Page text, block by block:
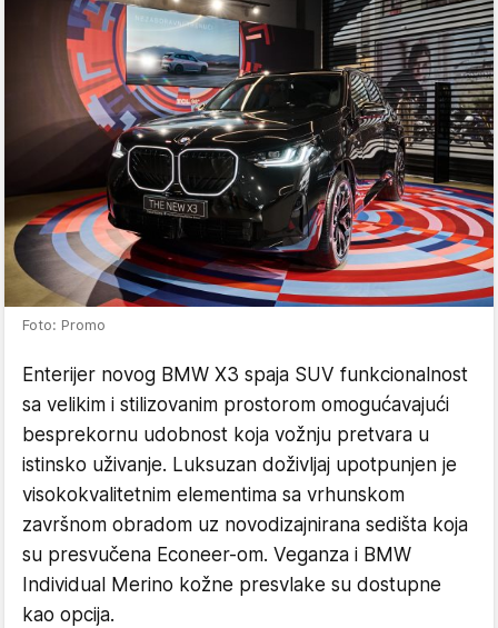
Foto: Promo
Enterijer novog BMW X3 spaja SUV funkcionalnost
sa velikim i stilizovanim prostorom omogućavajući
besprekornu udobnost koja vožnju pretvara u
istinsko uživanje. Luksuzan doživljaj upotpunjen je
visokokvalitetnim elementima sa vrhunskom
završnom obradom uz novodizajnirana sedišta koja
su presvučena Econeer-om. Veganza i BMW
Individual Merino kožne presvlake su dostupne
kao opcija.